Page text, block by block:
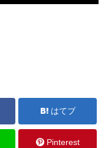
はてブ
Pinterest